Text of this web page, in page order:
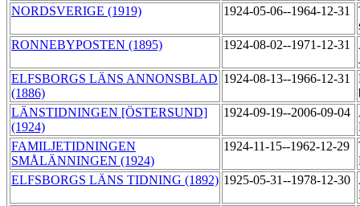
NORDSVERIGE (1919)
1924-05-06--1964-12-31
RONNEBYPOSTEN (1895)
1924-08-02--1971-12-31
ELFSBORGS LÄNS ANNONSBLAD
(1886)
1924-08-13--1966-12-31
LÄNSTIDNINGEN [ÖSTERSUND]
(1924)
1924-09-19--2006-09-04
FAMILJETIDNINGEN
SMÅLÄNNINGEN (1924)
1924-11-15--1962-12-29
ELFSBORGS LÄNS TIDNING (1892) 1925-05-31--1978-12-30